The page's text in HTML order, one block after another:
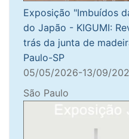
Exposição "Imbuídos
do Japão - KIGUMI:
trás da junta de
Paulo-SP
05/05/2026-13/09/
São Paulo